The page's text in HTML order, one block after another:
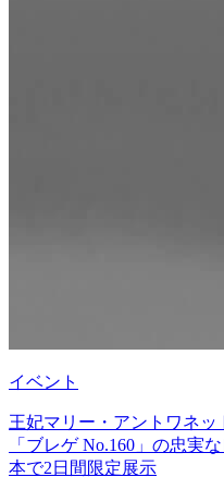
イベント
王妃マリー・アントワネ
「ブレゲ No.160」の忠実
本で2日間限定展示